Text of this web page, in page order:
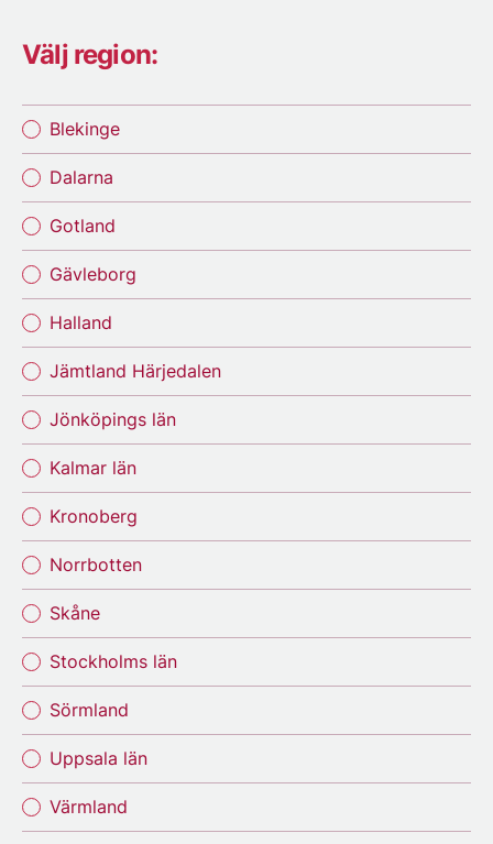
Välj region:
Blekinge
Dalarna
Gotland
Gävleborg
Halland
Jämtland Härjedalen
Jönköpings län
Kalmar län
Kronoberg
Norrbotten
Skåne
Stockholms län
Sörmland
Uppsala län
Värmland